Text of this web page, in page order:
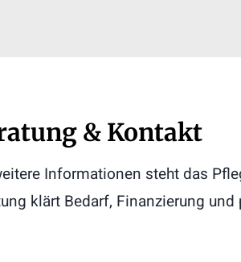
& Kontakt
Informationen steht das
klärt Bedarf, Finanzierung